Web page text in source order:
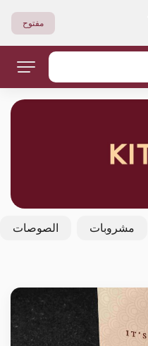
مفتوح
مشروبات الصوصات